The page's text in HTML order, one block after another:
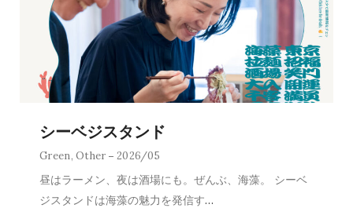
シーベジスタンド
Green,Other 2026/05
昼はラーメン、夜は酒場にも。ぜんぶ、海藻。 シーベ
ジスタンドは海藻の魅力を発信す…